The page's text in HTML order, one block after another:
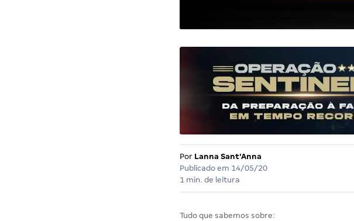
Por Lanna Sant'Anna
Publicado em 14/05/20
1 min. de leitura
Tudo que sabemos sobre: